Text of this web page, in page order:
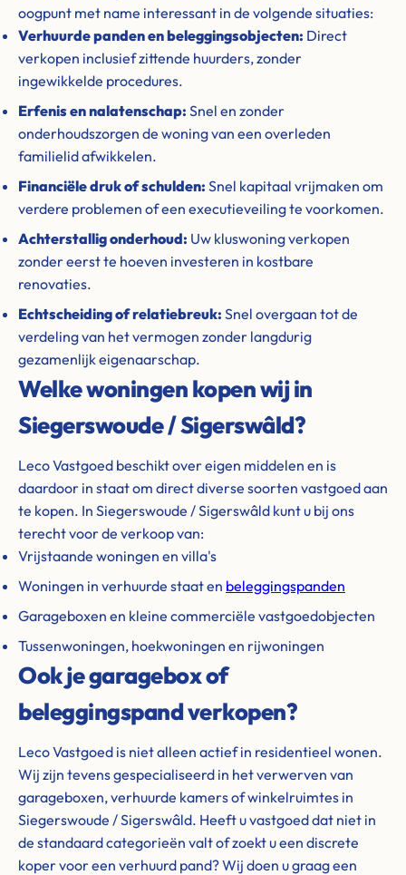
oogpunt met name interessant in de volgende situaties:
Verhuurde panden en beleggingsobjecten: Direct
verkopen inclusief zittende huurders, zonder
ingewikkelde procedures.
Erfenis en nalatenschap: Snel en zonder
onderhoudszorgen de woning van een overleden
familielid afwikkelen.
Financiële druk of schulden: Snel kapitaal vrijmaken om
verdere problemen of een executieveiling te voorkomen.
Achterstallig onderhoud: Uw kluswoning verkopen
zonder eerst te hoeven investeren in kostbare
renovaties.
Echtscheiding of relatiebreuk: Snel overgaan tot de
verdeling van het vermogen zonder langdurig
gezamenlijk eigenaarschap.
Welke woningen kopen wij in
Siegerswoude / Sigerswâld?
Leco Vastgoed beschikt over eigen middelen en is
daardoor in staat om direct diverse soorten vastgoed aan
te kopen. In Siegerswoude / Sigerswâld kunt u bij ons
terecht voor de verkoop van:
Vrijstaande woningen en villa's
Woningen in verhuurde staat en beleggingspanden
Garageboxen en kleine commerciële vastgoedobjecten
Tussenwoningen, hoekwoningen en rijwoningen
Ook je garagebox of
beleggingspand verkopen?
Leco Vastgoed is niet alleen actief in residentieel wonen.
Wij zijn tevens gespecialiseerd in het verwerven van
garageboxen, verhuurde kamers of winkelruimtes in
Siegerswoude / Sigerswâld. Heeft u vastgoed dat niet in
de standaard categorieën valt of zoekt u een discrete
koper voor een verhuurd pand? Wij doen u graag een